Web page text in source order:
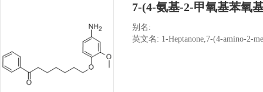
7-(4-氨基-2-甲氧基苯氧
别名:
英文名: 1-Heptanone,7-(4-amino-2-